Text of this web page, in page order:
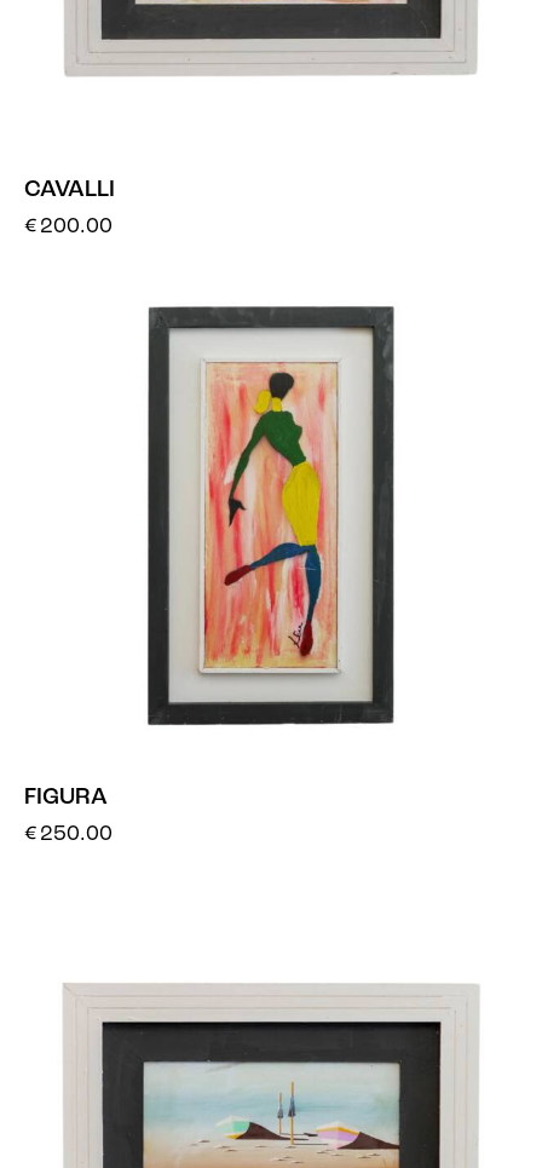
CAVALLI
€ 200.00
FIGURA
€ 250.00